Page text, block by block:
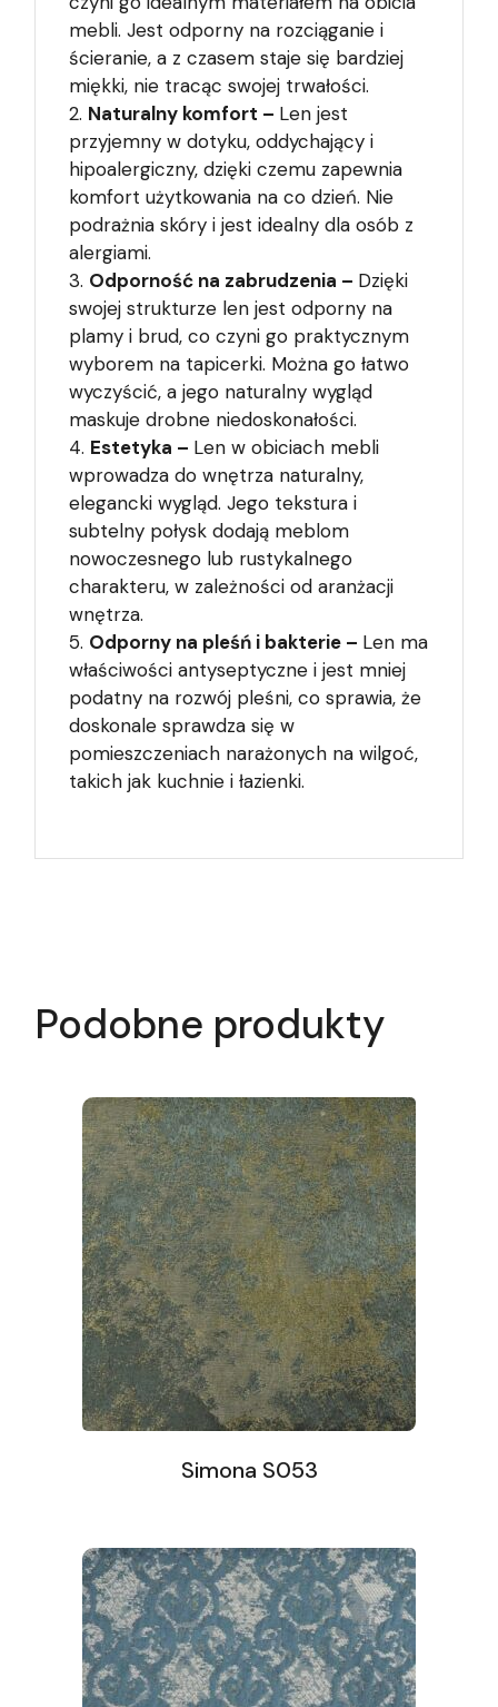
mebli. Jest odporny na rozciąganie i
ścieranie, a z czasem staje się bardziej
miękki, nie tracąc swojej trwałości.
Naturalny komfort – Len jest
przyjemny w dotyku, oddychający i
hipoalergiczny, dzięki czemu zapewnia
komfort użytkowania na co dzień. Nie
podrażnia skóry i jest idealny dla osób z
alergiami.
Odporność na zabrudzenia – Dzięki
swojej strukturze len jest odporny na
plamy i brud, co czyni go praktycznym
wyborem na tapicerki. Można go łatwo
wyczyścić, a jego naturalny wygląd
maskuje drobne niedoskonałości.
Estetyka – Len w obiciach mebli
wprowadza do wnętrza naturalny,
elegancki wygląd. Jego tekstura i
subtelny połysk dodają meblom
nowoczesnego lub rustykalnego
charakteru, w zależności od aranżacji
wnętrza.
Odporny na pleśń i bakterie – Len ma
właściwości antyseptyczne i jest mniej
podatny na rozwój pleśni, co sprawia, że
doskonale sprawdza się w
pomieszczeniach narażonych na wilgoć,
takich jak kuchnie i łazienki.
Podobne produkty
Simona S053